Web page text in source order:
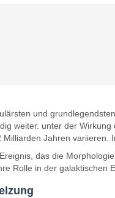
und
weiter. unter der
Jahren
das die
Rolle in der galaktischen